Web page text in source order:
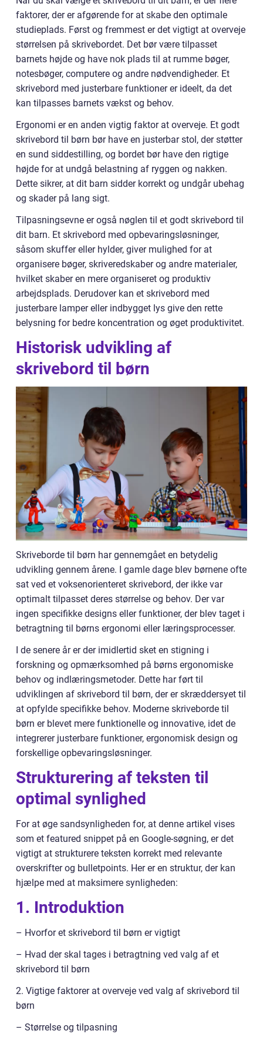
faktorer, der er afgørende for at skabe den optimale
studieplads. Først og fremmest er det vigtigt at overveje
størrelsen på skrivebordet. Det bør være tilpasset
barnets højde og have nok plads til at rumme bøger,
notesbøger, computere og andre nødvendigheder. Et
skrivebord med justerbare funktioner er ideelt, da det
kan tilpasses barnets vækst og behov.
Ergonomi er en anden vigtig faktor at overveje. Et godt
skrivebord til børn bør have en justerbar stol, der støtter
en sund siddestilling, og bordet bør have den rigtige
højde for at undgå belastning af ryggen og nakken.
Dette sikrer, at dit barn sidder korrekt og undgår ubehag
og skader på lang sigt.
Tilpasningsevne er også nøglen til et godt skrivebord til
dit barn. Et skrivebord med opbevaringsløsninger,
såsom skuffer eller hylder, giver mulighed for at
organisere bøger, skriveredskaber og andre materialer,
hvilket skaber en mere organiseret og produktiv
arbejdsplads. Derudover kan et skrivebord med
justerbare lamper eller indbygget lys give den rette
belysning for bedre koncentration og øget produktivitet.
Historisk udvikling af
skrivebord til børn
Skriveborde til børn har gennemgået en betydelig
udvikling gennem årene. I gamle dage blev børnene ofte
sat ved et voksenorienteret skrivebord, der ikke var
optimalt tilpasset deres størrelse og behov. Der var
ingen specifikke designs eller funktioner, der blev taget i
betragtning til børns ergonomi eller læringsprocesser.
I de senere år er der imidlertid sket en stigning i
forskning og opmærksomhed på børns ergonomiske
behov og indlæringsmetoder. Dette har ført til
udviklingen af skrivebord til børn, der er skræddersyet til
at opfylde specifikke behov. Moderne skriveborde til
børn er blevet mere funktionelle og innovative, idet de
integrerer justerbare funktioner, ergonomisk design og
forskellige opbevaringsløsninger.
Strukturering af teksten til
optimal synlighed
For at øge sandsynligheden for, at denne artikel vises
som et featured snippet på en Google-søgning, er det
vigtigt at strukturere teksten korrekt med relevante
overskrifter og bulletpoints. Her er en struktur, der kan
hjælpe med at maksimere synligheden:
1. Introduktion
– Hvorfor et skrivebord til børn er vigtigt
– Hvad der skal tages i betragtning ved valg af et
skrivebord til børn
2. Vigtige faktorer at overveje ved valg af skrivebord til
børn
– Størrelse og tilpasning